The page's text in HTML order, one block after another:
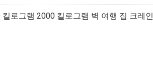
로그램 2000 킬로그램 벽 여행 집 크레인